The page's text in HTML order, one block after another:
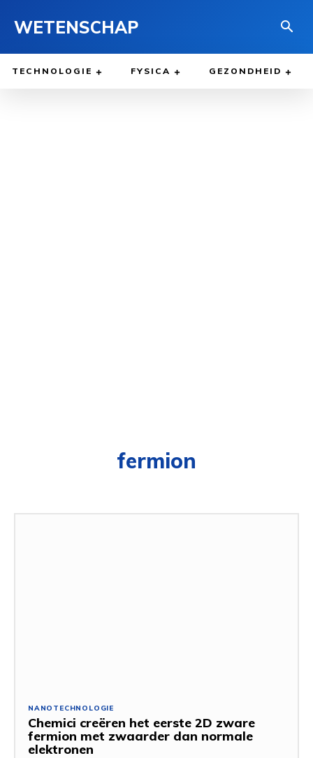
WETENSCHAP
TECHNOLOGIE FYSICA GEZONDHEID
fermion
NANOTECHNOLOGIE
Chemici creëren het eerste 2D zware
fermion met zwaarder dan normale
elektronen